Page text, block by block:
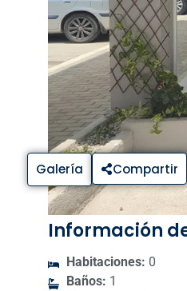
Galería Compartir
Información
Habitaciones: 0
Baños: 1